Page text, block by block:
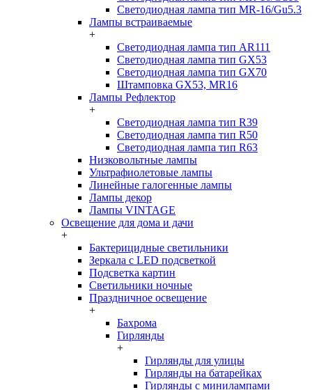
Светодиодная лампа тип MR-16/Gu5.3
Лампы встраиваемые
+
Светодиодная лампа тип AR111
Светодиодная лампа тип GX53
Светодиодная лампа тип GX70
Штамповка GX53, MR16
Лампы Рефлектор
+
Светодиодная лампа тип R39
Светодиодная лампа тип R50
Светодиодная лампа тип R63
Низковольтные лампы
Ультрафиолетовые лампы
Линейные галогенные лампы
Лампы декор
Лампы VINTAGE
Освещение для дома и дачи
+
Бактерицидные светильники
Зеркала с LED подсветкой
Подсветка картин
Светильники ночные
Праздничное освещение
+
Бахрома
Гирлянды
+
Гирлянды для улицы
Гирлянды на батарейках
Гирлянды с минилампами